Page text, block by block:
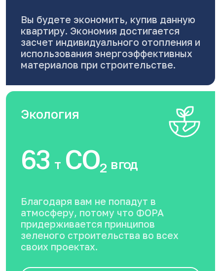
Вы будете экономить, купив данную
квартиру. Экономия достигается
засчет индивидуального отопления и
использования энергоэффективных
материалов при строительстве.
Экология
63 тCO2 в год
Благодаря вам не попадут в
атмосферу, потому что ФОРА
придерживается принципов
зеленого строительства во всех
своих проектах.